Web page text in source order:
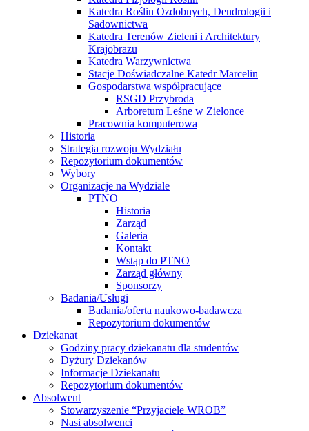
Katedra Roślin Ozdobnych, Dendrologii i
Sadownictwa
Katedra Terenów Zieleni i Architektury
Krajobrazu
Katedra Warzywnictwa
Stacje Doświadczalne Katedr Marcelin
Gospodarstwa współpracujące
RSGD Przybroda
Arboretum Leśne w Zielonce
Pracownia komputerowa
Historia
Strategia rozwoju Wydziału
Repozytorium dokumentów
Wybory
Organizacje na Wydziale
PTNO
Historia
Zarząd
Galeria
Kontakt
Wstąp do PTNO
Zarząd główny
Sponsorzy
Badania/Usługi
Badania/oferta naukowo-badawcza
Repozytorium dokumentów
Dziekanat
Godziny pracy dziekanatu dla studentów
Dyżury Dziekanów
Informacje Dziekanatu
Repozytorium dokumentów
Absolwent
Stowarzyszenie “Przyjaciele WROB”
Nasi absolwenci